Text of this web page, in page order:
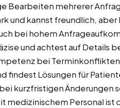
Bearbeiten mehrerer
und kannst freundlich,
bei hohem
und achtest auf Details
bei
findest Lösungen für
kurzfristigen Änderungen
medizinischem Personal ist